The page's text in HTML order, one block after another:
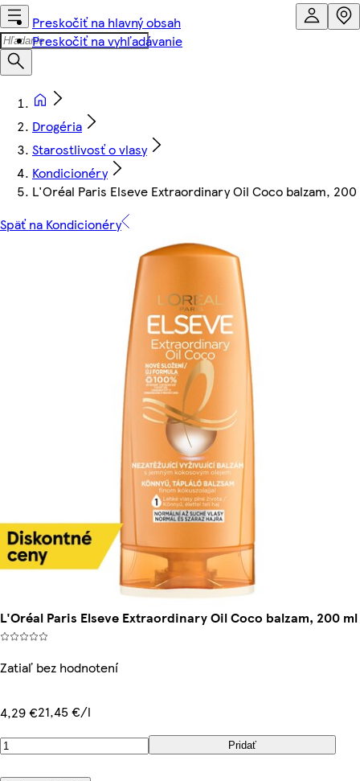
Preskočiť na hlavný obsah
Preskočiť na vyhľadávanie
Drogéria
Starostlivosť o vlasy
Kondicionéry
L'Oréal Paris Elseve Extraordinary Oil Coco balzam,
Späť na Kondicionéry
L'Oréal Paris Elseve Extraordinary Oil Coco balzam, 200 ml
Zatiaľ bez hodnotení
4,29 €21,45 €/l
Pridať